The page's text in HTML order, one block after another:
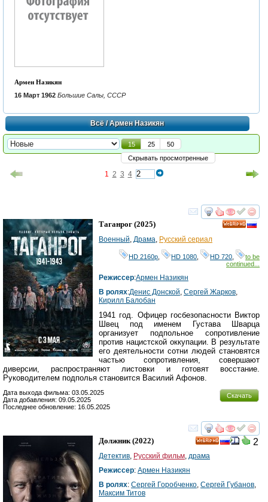
Армен Назикян
16 Март 1962 Большие Салы, СССР
Всё/ Армен Назикян
15 25
50
Скрывать просмотренные
1 2 3 4
смотреть
Таганрог (2025)
Военный Драма Русский сериал
HD 2160р HD 1080 HD 720
to be
continued...
Режиссер:Армен Назикян
В ролях:Денис Донской Сергей Жарков
Кирилл Балобан
1941 год. Офицер госбезопасности Виктор
Швец под именем Густава Шварца
организует подпольное сопротивление
против нацистской оккупации. В результате
его деятельности сотни людей становятся
частью сопротивления, совершают
диверсии, распространяют листовки и готовят восстание.
Руководителем подполья становится Василий Афонов.
Скачать
Дата выхода фильма: 03.05.2025
Дата добавления: 09.05.2025
Последнее обновление: 16.05.2025
смотреть
2
Должник (2022)
Детектив Русский фильм драма
Режиссер: Армен Назикян
В ролях: Сергей Горобченко Сергей Губанов
Максим Титов